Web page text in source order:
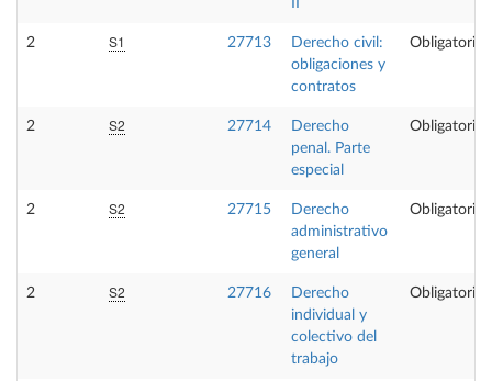
2 S1 27713
Derecho civil:
obligaciones y
contratos
Obligatoria
2 S2 27714
Derecho
penal. Parte
especial
Obligatoria
2 S2 27715
Derecho
administrativo
general
Obligatoria
2 S2 27716
Derecho
individual y
colectivo del
trabajo
Obligatoria